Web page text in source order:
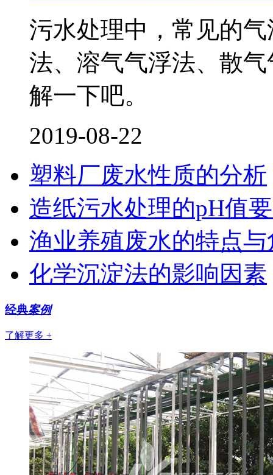
污水处理中，常见的
法、溶气气浮法、散
解一下吧。
2019-08-22
塑料厂废水性质的分析
造纸污水处理的pH值
渔业养殖废水的特点
化学沉淀法的影响因素
经典案例
了解更多 +